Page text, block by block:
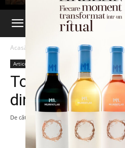
Acasă Articole
Articole
Totul despre
dintre zodii
De către - 31 martie 2015